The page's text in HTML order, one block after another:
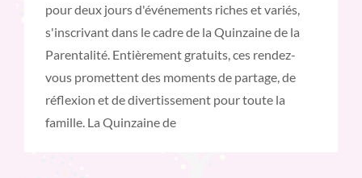
pour deux jours d'événements riches et variés,
s'inscrivant dans le cadre de la Quinzaine de la
Parentalité. Entièrement gratuits, ces rendez-
vous promettent des moments de partage, de
réflexion et de divertissement pour toute la
famille. La Quinzaine de